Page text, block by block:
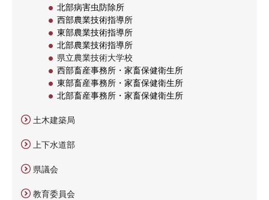
北部病害虫防除所
西部農業技術指導所
東部農業技術指導所
北部農業技術指導所
県立農業技術大学校
西部畜産事務所・家畜保健衛生所
東部畜産事務所・家畜保健衛生所
北部畜産事務所・家畜保健衛生所
土木建築局
上下水道部
県議会
教育委員会